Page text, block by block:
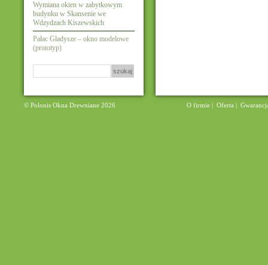
Wymiana okien w zabytkowym
budynku w Skansenie we
Wdzydzach Kiszewskich
Pałac Gładysze – okno modelowe
(prototyp)
© Polonis Okna Drewniane 2026 O firmie | Oferta |